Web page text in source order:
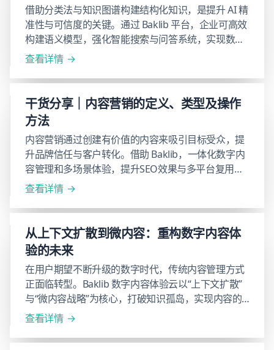
借助分类法与知识图谱构建结构化知识，是提升 AI 精
准性与可信度的关键。通过 Baklib 平台，企业可高效
构建语义模型，强化智能搜索与问答系统，实现数据
治理与智能化知识管理。
查看详情
干货分享｜内容营销的定义、类型及操作
方法
内容营销通过创建有价值的内容来吸引目标受众，提
升品牌信任与客户转化。借助 Baklib，一体化数字内
容管理和多场景体验，提升SEO效果与多平台复用效
率，实现内容策略优化与营销闭环，加速品牌增长与
查看详情
从上下文扩散到微内容：重构数字内容体
验的未来
在用户期望不断升级的数字时代，传统内容管理方式
正面临转型。Baklib 数字内容体验云以“上下文扩散”
与“微内容战略”为核心，打破知识孤岛，实现内容的
原子化、结构化与多场景响应。通过 AI 驱动的智能调
让每一个知识点都在“对的时间、出现在对的地方”，
查看详情